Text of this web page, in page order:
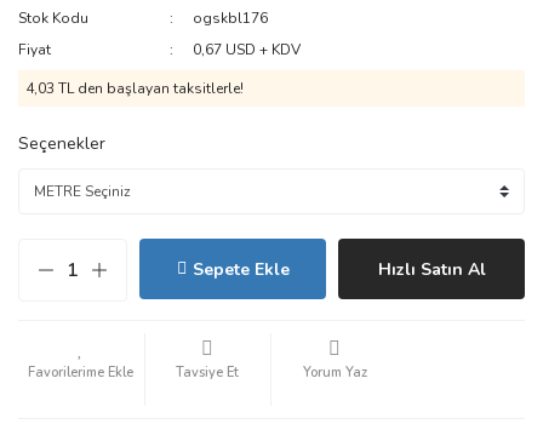
Stok Kodu
ogskbl176
Fiyat
0,67 USD + KDV
4,03 TL den başlayan taksitlerle!
Seçenekler
Sepete Ekle Hızlı Satın Al
Tavsiye Et Yorum Yaz